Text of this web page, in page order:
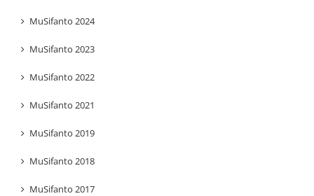
MuSifanto 2024
MuSifanto 2023
MuSifanto 2022
MuSifanto 2021
MuSifanto 2019
MuSifanto 2018
MuSifanto 2017